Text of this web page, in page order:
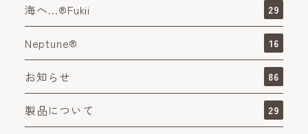
海へ…®Fukii 29
Neptune® 16
お知らせ 86
製品について 29